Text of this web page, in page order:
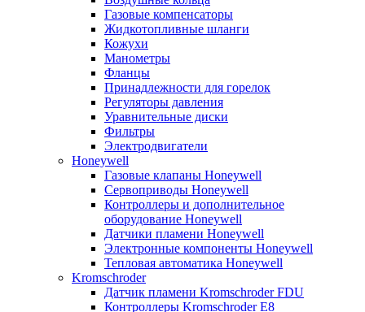
Газовые компенсаторы
Жидкотопливные шланги
Кожухи
Манометры
Фланцы
Принадлежности для горелок
Регуляторы давления
Уравнительные диски
Фильтры
Электродвигатели
Honeywell
Газовые клапаны Honeywell
Сервоприводы Honeywell
Контроллеры и дополнительное
оборудование Honeywell
Датчики пламени Honeywell
Электронные компоненты Honeywell
Тепловая автоматика Honeywell
Kromschroder
Датчик пламени Kromschroder FDU
Контроллеры Kromschroder E8